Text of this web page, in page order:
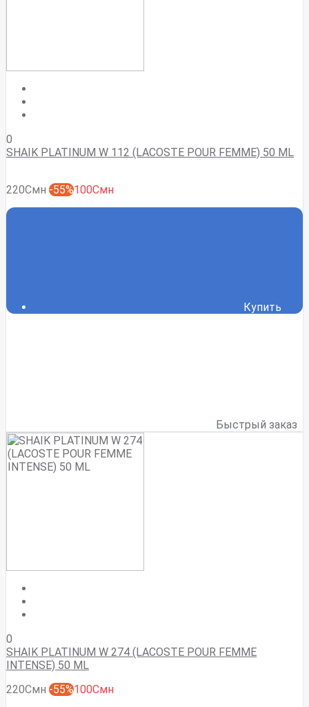
0
SHAIK PLATINUM W 112 (LACOSTE POUR FEMME) 50 ML
220Смн -55%100Смн
Купить
Быстрый заказ
0
SHAIK PLATINUM W 274 (LACOSTE POUR FEMME
INTENSE) 50 ML
220Смн -55%100Смн